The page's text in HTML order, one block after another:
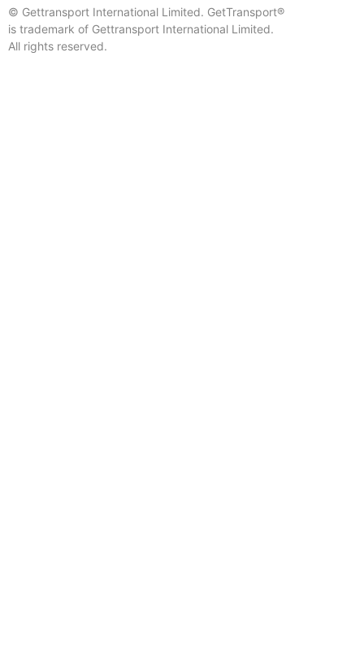
© Gettransport International Limited. GetTransport®
is trademark of Gettransport International Limited.
All rights reserved.